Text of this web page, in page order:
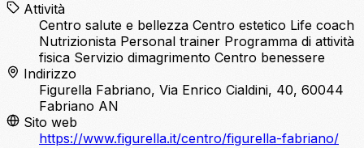
Attività
Centro salute e bellezza Centro estetico Life coach
Nutrizionista Personal trainer Programma di attività
fisica Servizio dimagrimento Centro benessere
Indirizzo
Figurella Fabriano, Via Enrico Cialdini, 40, 60044
Fabriano AN
Sito web
https://www.figurella.it/centro/figurella-fabriano/